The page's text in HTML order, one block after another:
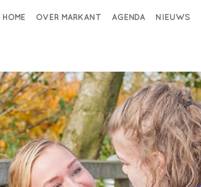
HOME OVER MARKANT AGENDA NIEUWS